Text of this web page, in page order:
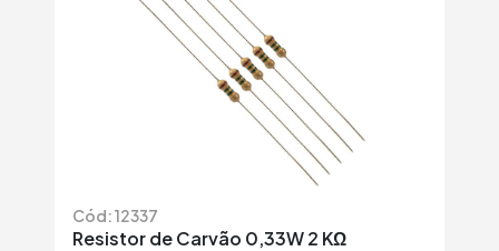
Cód: 12337
Resistor de Carvão 0,33W 2 KΩ